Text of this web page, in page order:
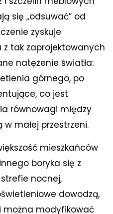
się „odsuwać” od
zyskuje
z tak zaprojektowanych
natężenie światła:
górnego, po
co jest
równowagi między
małej przestrzeni.
mieszkańców
boryka się z
nocnej,
dowodzą,
można modyfikować